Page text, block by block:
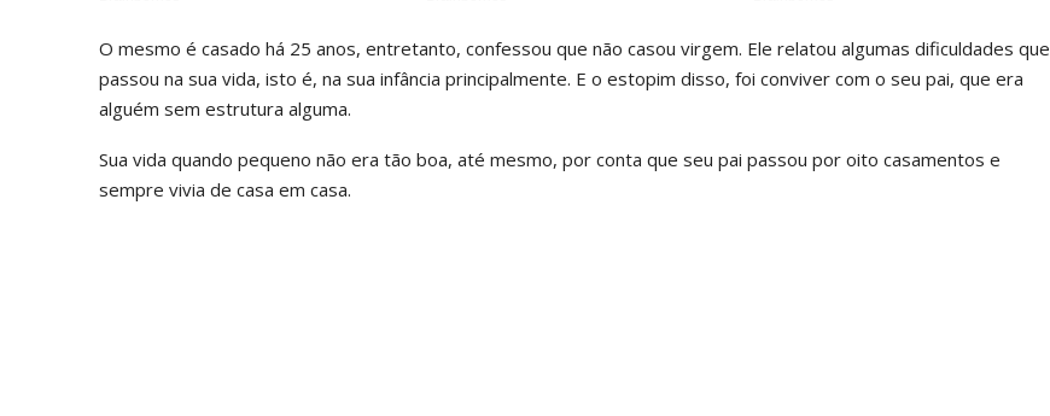
O mesmo é casado há 25 anos, entretanto, confessou que não casou virgem. Ele relatou algumas dificuldades que
passou na sua vida, isto é, na sua infância principalmente. E o estopim disso, foi conviver com o seu pai, que era
alguém sem estrutura alguma.
Sua vida quando pequeno não era tão boa, até mesmo, por conta que seu pai passou por oito casamentos e
sempre vivia de casa em casa.